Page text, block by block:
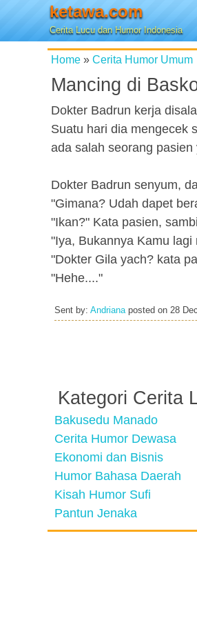
ketawa.com
Cerita Lucu dan Humor Indonesia
Home » Cerita Humor Umum
Mancing di
Dokter Badrun kerja
Suatu hari dia mengecek
ada salah seorang
Dokter Badrun senyum,
"Gimana? Udah dapet
"Ikan?" Kata pasien,
"Iya, Bukannya Kamu lagi
"Dokter Gila yach? kata
"Hehe...."
Sent by: Andrianaposted on 28
Kategori Cerita
Bakusedu Manado
Cerita Humor Dewasa
Ekonomi dan Bisnis
Humor Bahasa Daerah
Kisah Humor Sufi
Pantun Jenaka